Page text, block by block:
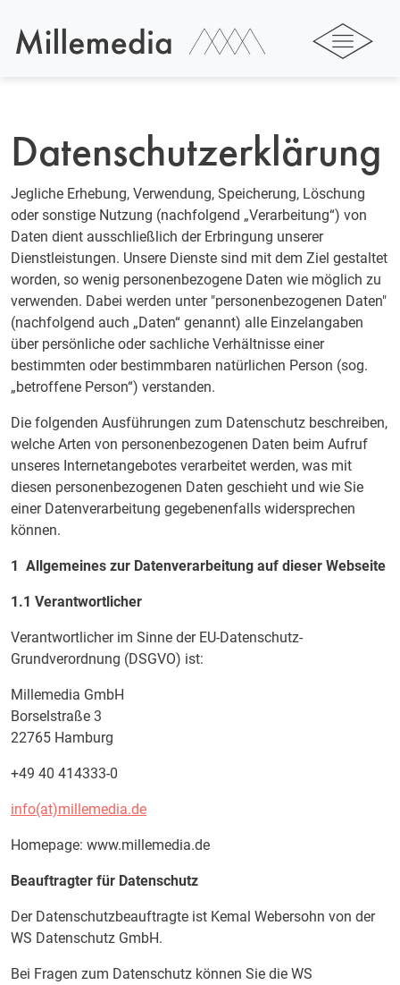
Datenschutzerklärung
Jegliche Erhebung, Verwendung, Speicherung, Löschung
oder sonstige Nutzung (nachfolgend „Verarbeitung“) von
Daten dient ausschließlich der Erbringung unserer
Dienstleistungen. Unsere Dienste sind mit dem Ziel gestaltet
worden, so wenig personenbezogene Daten wie möglich zu
verwenden. Dabei werden unter "personenbezogenen Daten"
(nachfolgend auch „Daten“ genannt) alle Einzelangaben
über persönliche oder sachliche Verhältnisse einer
bestimmten oder bestimmbaren natürlichen Person (sog.
„betroffene Person“) verstanden.
Die folgenden Ausführungen zum Datenschutz beschreiben,
welche Arten von personenbezogenen Daten beim Aufruf
unseres Internetangebotes verarbeitet werden, was mit
diesen personenbezogenen Daten geschieht und wie Sie
einer Datenverarbeitung gegebenenfalls widersprechen
können.
1 Allgemeines zur Datenverarbeitung auf dieser Webseite
1.1 Verantwortlicher
Verantwortlicher im Sinne der EU-Datenschutz-
Grundverordnung (DSGVO) ist:
Millemedia GmbH
Borselstraße 3
22765 Hamburg
+49 40 414333-0
info(at)millemedia.de
Homepage: www.millemedia.de
Beauftragter für Datenschutz
Der Datenschutzbeauftragte ist Kemal Webersohn von der
WS Datenschutz GmbH.
Bei Fragen zum Datenschutz können Sie die WS